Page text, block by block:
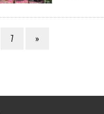
7 »